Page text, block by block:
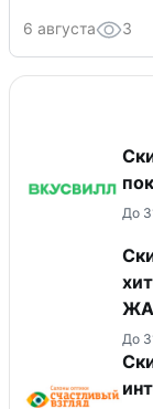
6 августа 3
До
До